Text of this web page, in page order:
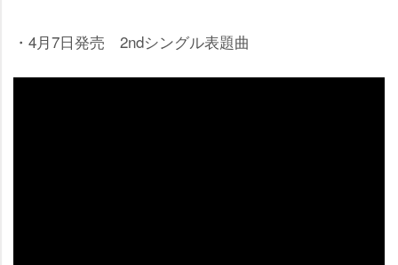
・4月7日発売 2ndシングル表題曲